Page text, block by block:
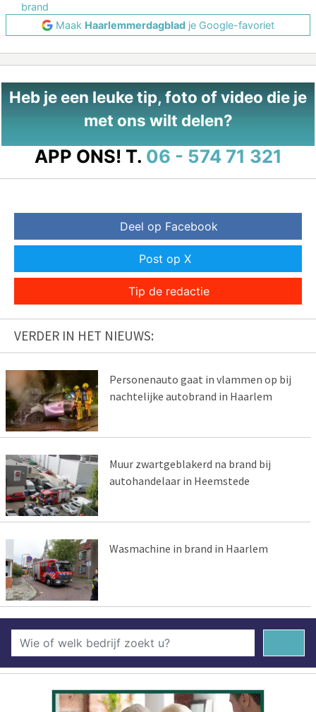
brand
Maak Haarlemmerdagblad je Google-favoriet
Heb je een leuke tip, foto of video die je
met ons wilt delen?
APP ONS! T. 06 - 574 71 321
Deel op Facebook
Post op X
Tip de redactie
VERDER IN HET NIEUWS:
Personenauto gaat in vlammen op bij
nachtelijke autobrand in Haarlem
Muur zwartgeblakerd na brand bij
autohandelaar in Heemstede
Wasmachine in brand in Haarlem